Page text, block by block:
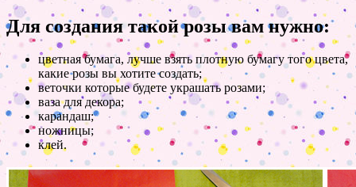
Для создания такой розы вам нужно:
цветная бумага, лучше взять плотную бумагу того цвета,
какие розы вы хотите создать;
веточки которые будете украшать розами;
ваза для декора;
карандаш;
ножницы;
клей.